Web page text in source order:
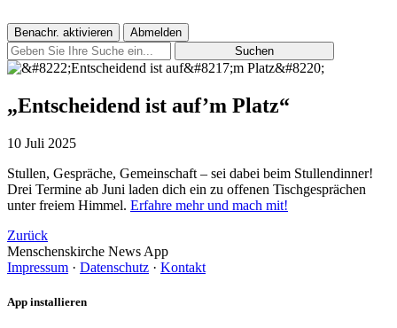
Benachr. aktivieren
Abmelden
Suchen
„Entscheidend ist auf’m Platz“
10 Juli 2025
Stullen, Gespräche, Gemeinschaft – sei dabei beim Stullendinner!
Drei Termine ab Juni laden dich ein zu offenen Tischgesprächen
unter freiem Himmel. Erfahre mehr und mach mit!
Zurück
Menschenskirche News App
Impressum · Datenschutz · Kontakt
App installieren